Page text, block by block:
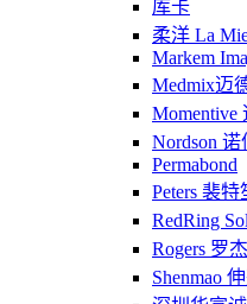
库卡
柔洋 La
Markem
Medmix迈
Momentive
Nordson 诺
Permabond
Peters 裴特
RedRing
Rogers 罗
Shenmao